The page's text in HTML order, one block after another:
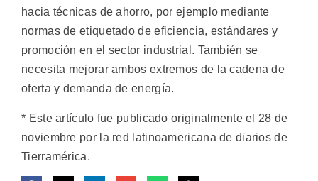
hacia técnicas de ahorro, por ejemplo mediante
normas de etiquetado de eficiencia, estándares y
promoción en el sector industrial. También se
necesita mejorar ambos extremos de la cadena de
oferta y demanda de energía.
* Este artículo fue publicado originalmente el 28 de
noviembre por la red latinoamericana de diarios de
Tierramérica.